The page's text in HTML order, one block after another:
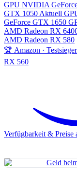
GPU NVIDIA
GTX 1050Aktuell
GeForce GTX 1650
AMD Radeon RX
AMD Radeon RX 580
🏆 Amazon ·
RX 560
Verfügbarkeit &